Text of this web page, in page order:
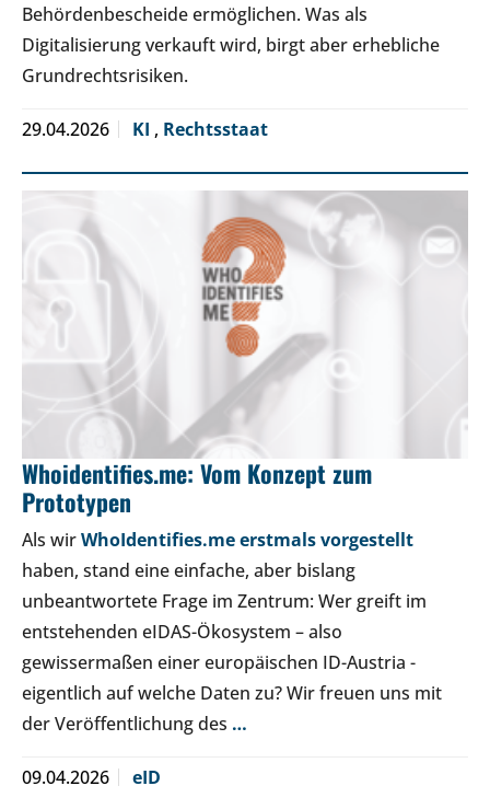
Behördenbescheide ermöglichen. Was als
Digitalisierung verkauft wird, birgt aber erhebliche
Grundrechtsrisiken.
29.04.2026 KI , Rechtsstaat
Whoidentifies.me: Vom Konzept zum
Prototypen
Als wirWhoIdentifies.me erstmals vorgestellt
haben, stand eine einfache, aber bislang
unbeantwortete Frage im Zentrum: Wer greift im
entstehenden eIDAS-Ökosystem – also
gewissermaßen einer europäischen ID-Austria -
eigentlich auf welche Daten zu? Wir freuen uns mit
der Veröffentlichung des …
09.04.2026 eID